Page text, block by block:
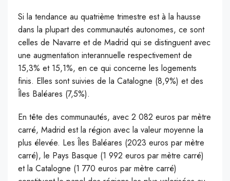
Si la tendance au quatrième trimestre est à la hausse
dans la plupart des communautés autonomes, ce sont
celles de Navarre et de Madrid qui se distinguent avec
une augmentation interannuelle respectivement de
15,3% et 15,1%, en ce qui concerne les logements
finis. Elles sont suivies de la Catalogne (8,9%) et des
Îles Baléares (7,5%).
En tête des communautés, avec 2 082 euros par mètre
carré, Madrid est la région avec la valeur moyenne la
plus élevée. Les Îles Baléares (2023 euros par mètre
carré), le Pays Basque (1 992 euros par mètre carré)
et la Catalogne (1 770 euros par mètre carré)